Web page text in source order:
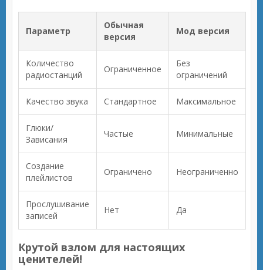
Параметр
Обычная
версия
Мод версия
Количество
радиостанций
Ограниченное
Без
ограничений
Качество звука Стандартное Максимальное
Глюки/
Зависания
Частые Минимальные
Создание
плейлистов
Ограничено Неограниченно
Прослушивание
записей
Нет Да
Крутой взлом для настоящих
ценителей!